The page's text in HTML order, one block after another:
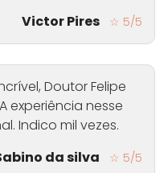
Victor Pires
☆ 5/5
Doutor Felipe
experiência nesse
Indico mil vezes.
da silva
☆ 5/5